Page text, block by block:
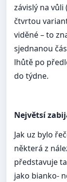
závislý na
čtvrtou
viděné – to
sjednanou
lhůtě po
do týdne.
Největsí
Jak uz bylo
některá z
představuje
jako bianko-